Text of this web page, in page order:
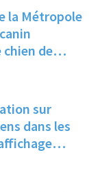
la Métropole
de
les
dans le
ville sur
dans les
à l'entrée de